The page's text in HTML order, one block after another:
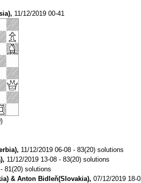
11/12/2019 00-41
11/12/2019 06-08 - 83(20) solutions
11/12/2019 13-08 - 83(20) solutions
81(20) solutions
& Anton Bidleň(Slovakia), 07/12/2019 18-